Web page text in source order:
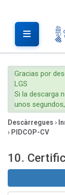
Gracias por
LGS
Si la descarga
unos
Descàrregues ›
› PIDCOP-CV
10.